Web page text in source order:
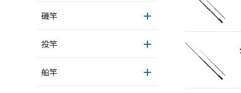
磯竿
投竿
船竿